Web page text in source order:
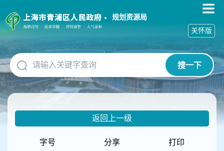
障
碍
作
说
明
跳
到
网
规划资源局
搜一下
关怀版
返回上一级
字号
分享 打印